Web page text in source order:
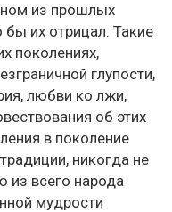
из прошлых
бы их отрицал. Такие
поколениях,
глупости,
любви ко лжи,
об этих
в поколение
никогда не
из всего народа
мудрости